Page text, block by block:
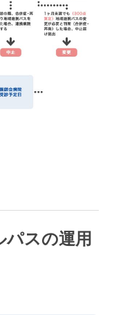
スの運用